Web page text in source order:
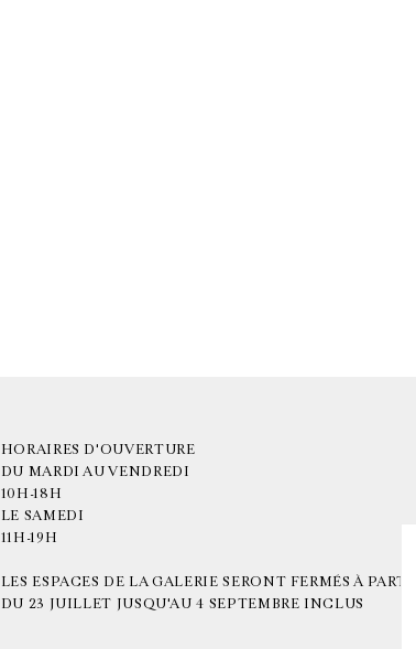
HORAIRES D'OUVERTURE
DU MARDI AU VENDREDI
10H-18H
LE SAMEDI
11H-19H
LES ESPACES DE LA GALERIE SERONT FERMÉS À PARTIR
DU 23 JUILLET JUSQU'AU 4 SEPTEMBRE INCLUS